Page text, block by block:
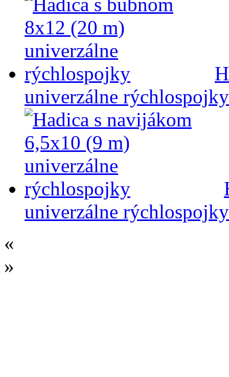
univerzálne rýchlospojky
univerzálne rýchlospojky
«
»